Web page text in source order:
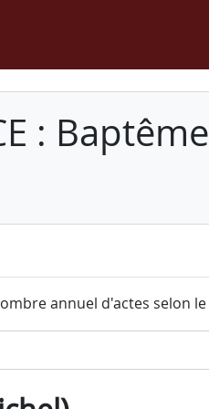
:
annuel d'actes selon le